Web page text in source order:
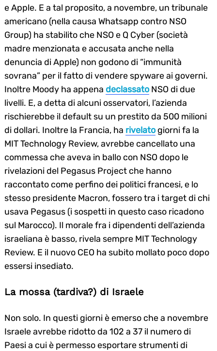
e Apple. E a tal proposito, a novembre, un tribunale
americano (nella causa Whatsapp contro NSO
Group) ha stabilito che NSO e Q Cyber (società
madre menzionata e accusata anche nella
denuncia di Apple) non godono di “immunità
sovrana” per il fatto di vendere spyware ai governi.
Inoltre Moody ha appena declassatoNSO di due
livelli. E, a detta di alcuni osservatori, l’azienda
rischierebbe il default su un prestito da 500 milioni
di dollari. Inoltre la Francia, ha rivelatogiorni fa la
MIT Technology Review, avrebbe cancellato una
commessa che aveva in ballo con NSO dopo le
rivelazioni del Pegasus Project che hanno
raccontato come perfino dei politici francesi, e lo
stesso presidente Macron, fossero tra i target di chi
usava Pegasus (i sospetti in questo caso ricadono
sul Marocco). Il morale fra i dipendenti dell’azienda
israeliana è basso, rivela sempre MIT Technology
Review. E il nuovo CEO ha subito mollato poco dopo
essersi insediato.
La mossa (tardiva?) di Israele
Non solo. In questi giorni è emerso che a novembre
Israele avrebbe ridotto da 102 a 37 il numero di
Paesi a cui è permesso esportare strumenti di